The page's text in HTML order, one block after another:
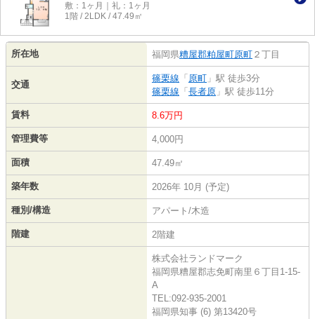
敷：1ヶ月｜礼：1ヶ月
1階 / 2LDK / 47.49㎡
所在地 福岡県糟屋郡粕屋町原町 ２丁目
交通
篠栗線 「 原町 」駅 徒歩3分
篠栗線 「 長者原 」駅 徒歩11分
賃料 8.6万円
管理費等 4,000円
面積 47.49㎡
築年数 2026年 10月 (予定)
種別/構造 アパート/木造
階建 2階建
株式会社ランドマーク
福岡県糟屋郡志免町南里６丁目1-15-
A
TEL:092-935-2001
福岡県知事 (6) 第13420号